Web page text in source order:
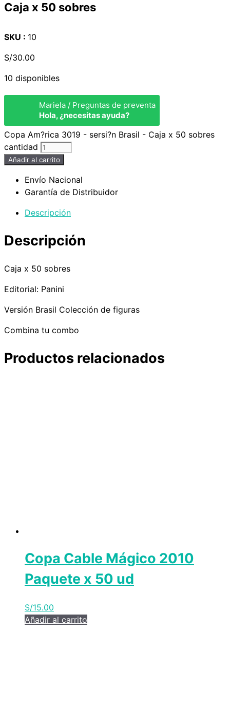
Caja x 50 sobres
SKU : 10
S/30.00
10 disponibles
Mariela / Preguntas de preventa
Hola, ¿necesitas ayuda?
Copa Am?rica 3019 - sersi?n Brasil - Caja x 50 sobres
cantidad
Añadir al carrito
Envío Nacional
Garantía de Distribuidor
Descripción
Descripción
Caja x 50 sobres
Editorial: Panini
Versión Brasil Colección de figuras
Combina tu combo
Productos relacionados
Copa Cable Mágico 2010
Paquete x 50 ud
S/15.00
Añadir al carrito